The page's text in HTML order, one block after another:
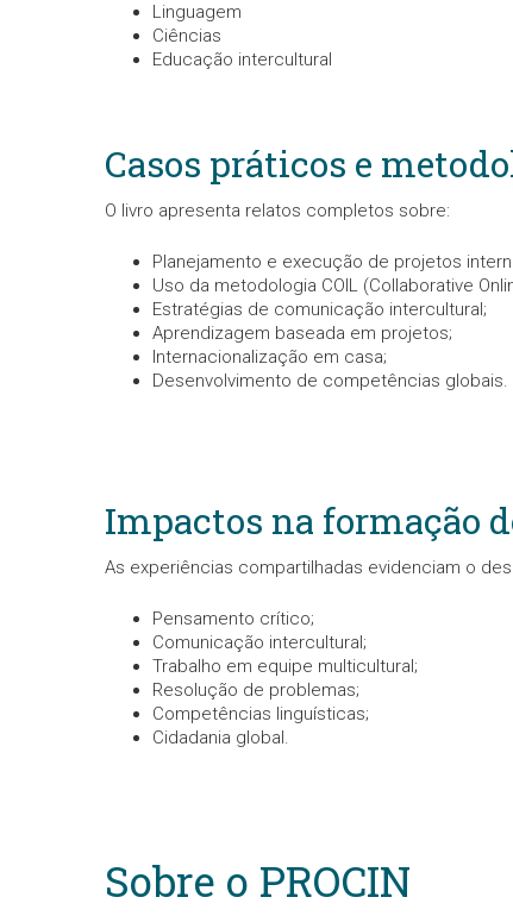
Linguagem
Ciências
Educação intercultural
Casos práticos e
O livro apresenta relatos completos sobre:
Planejamento e execução de projetos
Uso da metodologia COIL (Collaborative
Estratégias de comunicação intercultural;
Aprendizagem baseada em projetos;
Internacionalização em casa;
Desenvolvimento de competências globais.
Impactos na formação
As experiências compartilhadas evidenciam o
Pensamento crítico;
Comunicação intercultural;
Trabalho em equipe multicultural;
Resolução de problemas;
Competências linguísticas;
Cidadania global.
Sobre o PROCIN